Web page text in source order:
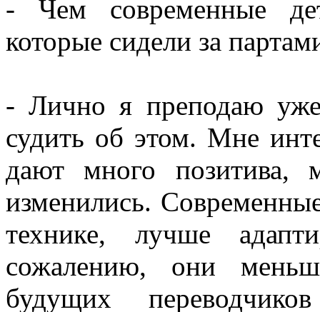
- Чем современные
которые сидели за
- Лично я преподаю
судить об этом. Мне
дают много позитива,
изменились.
технике, лучше
сожалению, они
будущих